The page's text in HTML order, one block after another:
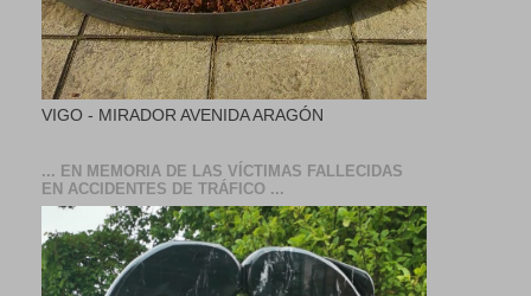
VIGO - MIRADOR AVENIDA ARAGÓN
... EN MEMORIA DE LAS VÍCTIMAS FALLECIDAS
EN ACCIDENTES DE TRÁFICO ...